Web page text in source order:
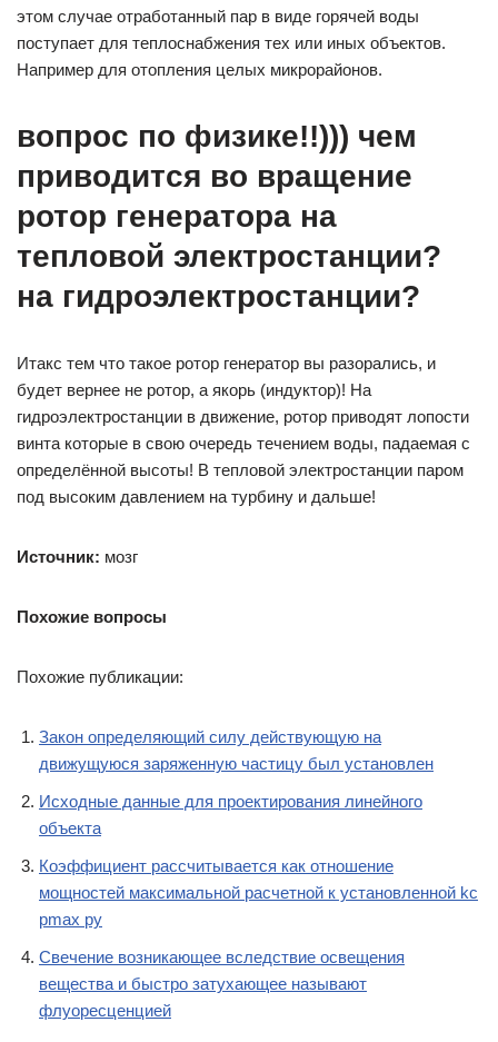
этом случае отработанный пар в виде горячей воды
поступает для теплоснабжения тех или иных объектов.
Например для отопления целых микрорайонов.
вопрос по физике!!))) чем
приводится во вращение
ротор генератора на
тепловой электростанции?
на гидроэлектростанции?
Итакс тем что такое ротор генератор вы разорались, и
будет вернее не ротор, а якорь (индуктор)! На
гидроэлектростанции в движение, ротор приводят лопости
винта которые в свою очередь течением воды, падаемая с
определённой высоты! В тепловой электростанции паром
под высоким давлением на турбину и дальше!
Источник: мозг
Похожие вопросы
Похожие публикации:
Закон определяющий силу действующую на
движущуюся заряженную частицу был установлен
Исходные данные для проектирования линейного
объекта
Коэффициент рассчитывается как отношение
мощностей максимальной расчетной к установленной kc
pmax py
Свечение возникающее вследствие освещения
вещества и быстро затухающее называют
флуоресценцией